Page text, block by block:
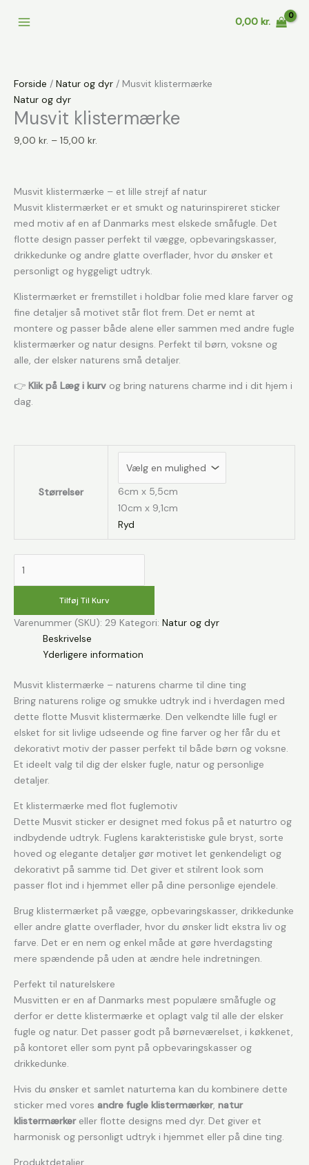
0,00kr.
Forside / Natur og dyr / Musvit klistermærke
Natur og dyr
Musvit klistermærke
9,00 kr. – 15,00 kr.
15,00 kr.
Musvit klistermærke – et lille strejf af natur
Musvit klistermærket er et smukt og naturinspireret sticker
med motiv af en af Danmarks mest elskede småfugle. Det
flotte design passer perfekt til vægge, opbevaringskasser,
drikkedunke og andre glatte overflader, hvor du ønsker et
personligt og hyggeligt udtryk.
Klistermærket er fremstillet i holdbar folie med klare farver og
fine detaljer så motivet står flot frem. Det er nemt at
montere og passer både alene eller sammen med andre fugle
klistermærker og natur designs. Perfekt til børn, voksne og
alle, der elsker naturens små detaljer.
👉 Klik på Læg i kurv og bring naturens charme ind i dit hjem i
dag.
Størrelser
6cm x 5,5cm
10cm x 9,1cm
Ryd
klistermærke
Tilføj Til Kurv
Varenummer (SKU): 29 Kategori: Natur og dyr
Beskrivelse
Yderligere information
Musvit klistermærke – naturens charme til dine ting
Bring naturens rolige og smukke udtryk ind i hverdagen med
dette flotte Musvit klistermærke. Den velkendte lille fugl er
elsket for sit livlige udseende og fine farver og her får du et
dekorativt motiv der passer perfekt til både børn og voksne.
Et ideelt valg til dig der elsker fugle, natur og personlige
detaljer.
Et klistermærke med flot fuglemotiv
Dette Musvit sticker er designet med fokus på et naturtro og
indbydende udtryk. Fuglens karakteristiske gule bryst, sorte
hoved og elegante detaljer gør motivet let genkendeligt og
dekorativt på samme tid. Det giver et stilrent look som
passer flot ind i hjemmet eller på dine personlige ejendele.
Brug klistermærket på vægge, opbevaringskasser, drikkedunke
eller andre glatte overflader, hvor du ønsker lidt ekstra liv og
farve. Det er en nem og enkel måde at gøre hverdagsting
mere spændende på uden at ændre hele indretningen.
Perfekt til naturelskere
Musvitten er en af Danmarks mest populære småfugle og
derfor er dette klistermærke et oplagt valg til alle der elsker
fugle og natur. Det passer godt på børneværelset, i køkkenet,
på kontoret eller som pynt på opbevaringskasser og
drikkedunke.
Hvis du ønsker et samlet naturtema kan du kombinere dette
sticker med vores andre fugle klistermærker, natur
klistermærkereller flotte designs med dyr. Det giver et
harmonisk og personligt udtryk i hjemmet eller på dine ting.
Produktdetaljer